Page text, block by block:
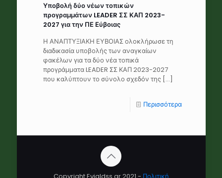
Υποβολή δύο νέων τοπικών
προγραμμάτων LEADER ΣΣ ΚΑΠ 2023-
2027 για την ΠΕ Εύβοιας
Η ΑΝΑΠΤΥΞΙΑΚΗ ΕΥΒΟΙΑΣ ολοκλήρωσε τη
διαδικασία υποβολής των αναγκαίων
φακέλων για τα δύο νέα τοπικά
προγράμματα LEADER ΣΣ ΚΑΠ 2023-2027
που καλύπτουν το σύνολο σχεδόν της[…]
Περισσότερα
Copyright Evialdss.gr 2021 - Πολιτική